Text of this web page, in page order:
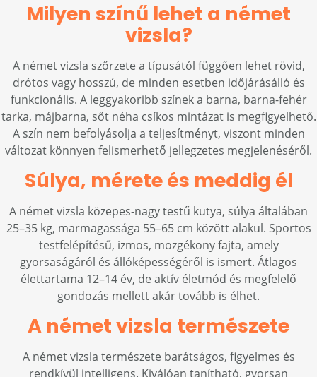
Milyen színű lehet a német
vizsla?
A német vizsla szőrzete a típusától függően lehet rövid,
drótos vagy hosszú, de minden esetben időjárásálló és
funkcionális. A leggyakoribb színek a barna, barna-fehér
tarka, májbarna, sőt néha csíkos mintázat is megfigyelhető.
A szín nem befolyásolja a teljesítményt, viszont minden
változat könnyen felismerhető jellegzetes megjelenéséről.
Súlya, mérete és meddig él
A német vizsla közepes-nagy testű kutya, súlya általában
25–35 kg, marmagassága 55–65 cm között alakul. Sportos
testfelépítésű, izmos, mozgékony fajta, amely
gyorsaságáról és állóképességéről is ismert. Átlagos
élettartama 12–14 év, de aktív életmód és megfelelő
gondozás mellett akár tovább is élhet.
A német vizsla természete
A német vizsla természete barátságos, figyelmes és
rendkívül intelligens. Kiválóan tanítható, gyorsan